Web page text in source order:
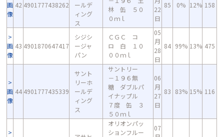
画
像
42 4901777438262
ールデ
ィング
ス
林 缶 ５０
０ｍｌ
22
日
85 0% 12% 158
画
像
43 4901870647417
シジシ
ージャ
パン
ＣＧＣ コ
ロ 白 １０
００ｍｌ
05
月
28
日
84 99% 13% 475
画
像
44 4901777435339
サント
リーホ
ールデ
ィング
ス
サントリー
－１９６無
糖 ダブルパ
イナップル
７度 缶 ３
５０ｍｌ
06
月
27
日
83 83% 15% 116
オリオンパッ
ションフルー
07